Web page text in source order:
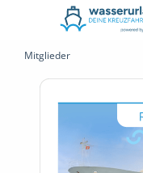
Mitglieder